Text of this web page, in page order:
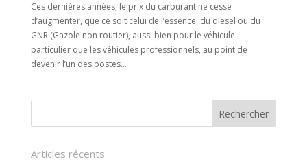
Ces dernières années, le prix du carburant ne cesse
d’augmenter, que ce soit celui de l’essence, du diesel ou du
GNR (Gazole non routier), aussi bien pour le véhicule
particulier que les véhicules professionnels, au point de
devenir l’un des postes...
Articles récents